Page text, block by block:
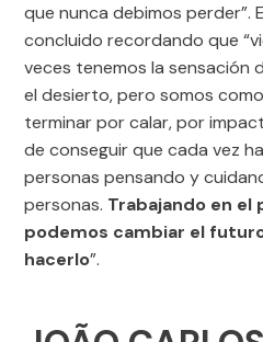
que nunca debimos perder”.
concluido recordando que
veces tenemos la sensación
el desierto, pero somos
terminar por calar, por
de conseguir que cada vez
personas pensando y
personas. Trabajando en
podemos cambiar el
hacerlo”.